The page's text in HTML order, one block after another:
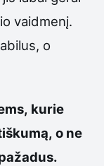
vaidmenį.
o
kurie
o ne